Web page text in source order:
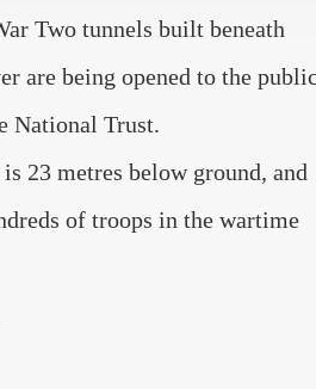
Two tunnels built beneath
are being opened to the
National Trust.
23 metres below ground, and
of troops in the wartime